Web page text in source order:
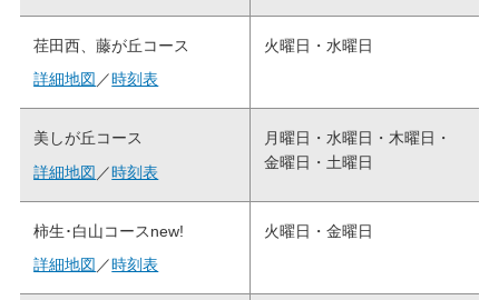
荏田西、藤が丘コース
詳細地図 ／時刻表
火曜日・水曜日
美しが丘コース
詳細地図 ／時刻表
月曜日・水曜日・木曜日・
金曜日・土曜日
柿生･白山コースnew!
詳細地図 ／時刻表
火曜日・金曜日